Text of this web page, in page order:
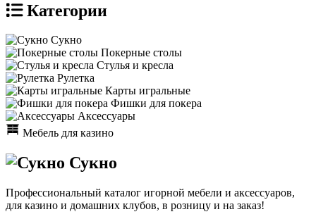
Категории
Сукно
Покерные столы
Стулья и кресла
Рулетка
Карты игральные
Фишки для покера
Аксессуары
Мебель для казино
Сукно
Профессиональный каталог игорной мебели и аксессуаров,
для казино и домашних клубов, в розницу и на заказ!